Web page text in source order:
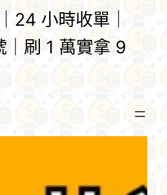
24 小時收單｜
刷 1 萬實拿 9